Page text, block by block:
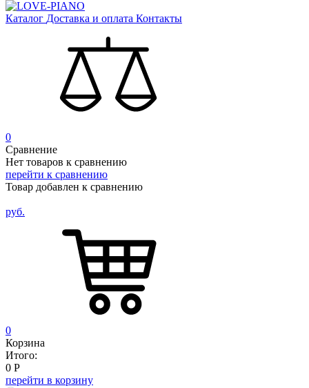
Каталог Доставка и оплата Контакты
0
Сравнение
Нет товаров к сравнению
перейти к сравнению
Товар добавлен к сравнению
руб.
0
Корзина
Итого:
0 Р
перейти в корзину